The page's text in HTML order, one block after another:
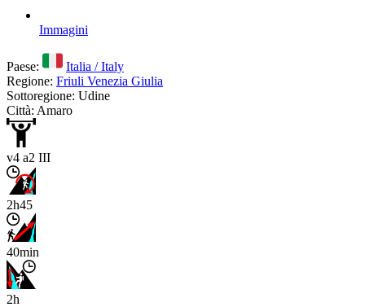
Immagini
Paese:
Italia / Italy
Regione: Friuli Venezia Giulia
Sottoregione: Udine
Città: Amaro
v4 a2 III
2h45
40min
2h